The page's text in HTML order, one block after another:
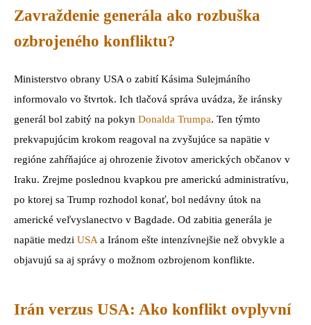
Zavraždenie generála ako rozbuška
ozbrojeného konfliktu?
Ministerstvo obrany USA o zabití Kásima Sulejmáního
informovalo vo štvrtok. Ich tlačová správa uvádza, že iránsky
generál bol zabitý na pokyn Donalda Trumpa. Ten týmto
prekvapujúcim krokom reagoval na zvyšujúce sa napätie v
regióne zahŕňajúce aj ohrozenie životov amerických občanov v
Iraku. Zrejme poslednou kvapkou pre americkú administratívu,
po ktorej sa Trump rozhodol konať, bol nedávny útok na
americké veľvyslanectvo v Bagdade. Od zabitia generála je
napätie medzi USA a Iránom ešte intenzívnejšie než obvykle a
objavujú sa aj správy o možnom ozbrojenom konflikte.
Irán verzus USA: Ako konflikt ovplyvní